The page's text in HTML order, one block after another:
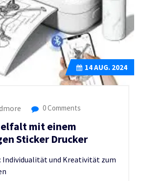
14AUG. 2024
0 Comments
mit einem
Sticker Drucker
Individualität und Kreativität zum